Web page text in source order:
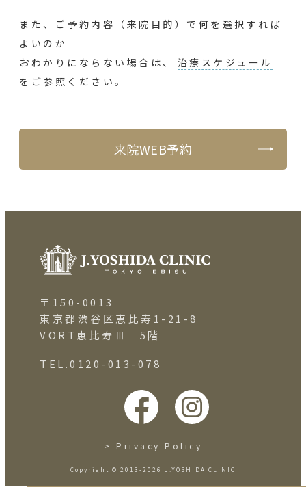
また、ご予約内容（来院目的）で何を選択すれば
よいのか
おわかりにならない場合は、
治療スケジュール
をご参照ください。
来院WEB予約
〒150-0013
東京都渋谷区恵比寿1-21-8
VORT恵比寿Ⅲ 5階
TEL.0120-013-078
> Privacy Policy
Copyright © 2013-2026 J.YOSHIDA CLINIC